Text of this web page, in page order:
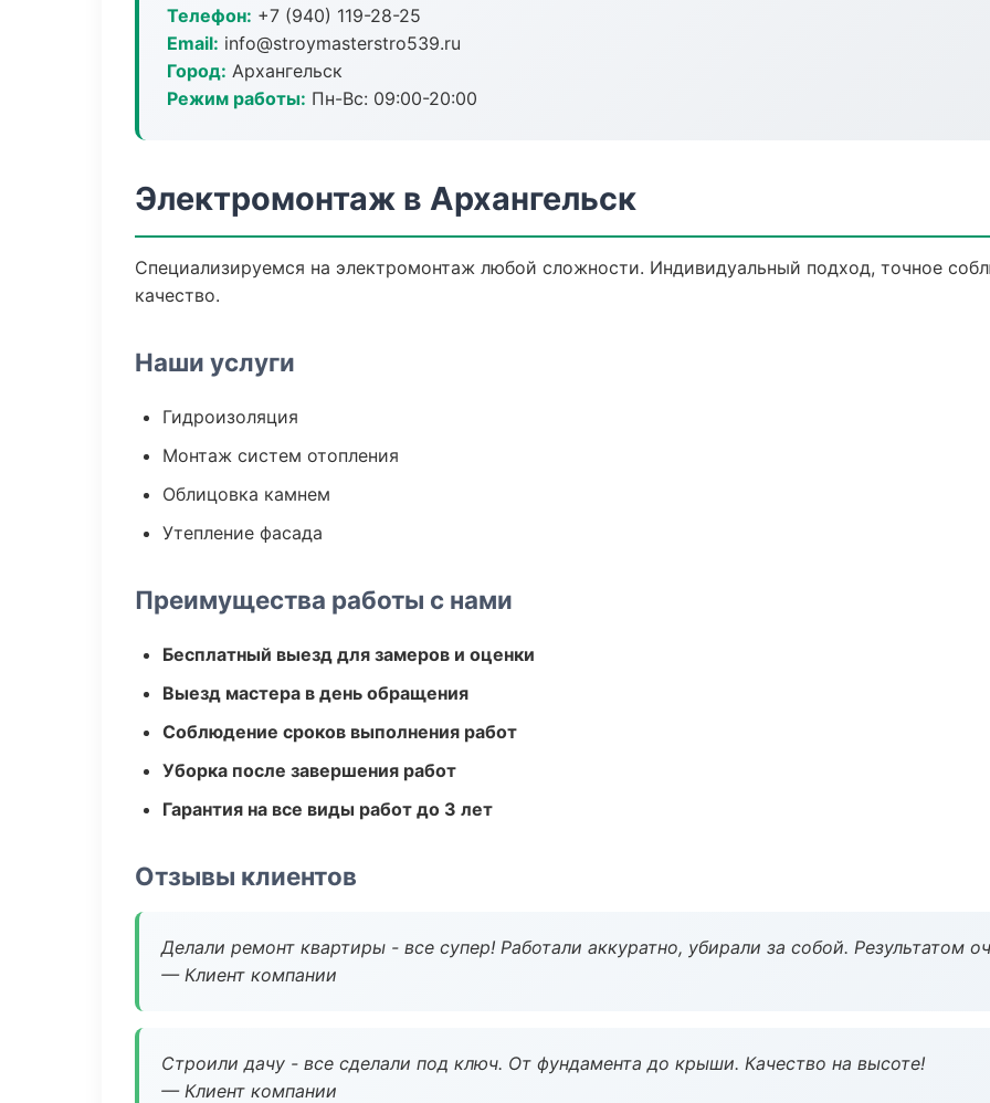
Телефон: +7 (940) 119-28-25
Email: info@stroymasterstro539.ru
Город: Архангельск
Режим работы: Пн-Вс: 09:00-20:00
Электромонтаж в Архангельск
Специализируемся на электромонтаж любой сложности. Индивидуальный подход, точное
качество.
Наши услуги
Гидроизоляция
Монтаж систем отопления
Облицовка камнем
Утепление фасада
Преимущества работы с нами
Бесплатный выезд для замеров и оценки
Выезд мастера в день обращения
Соблюдение сроков выполнения работ
Уборка после завершения работ
Гарантия на все виды работ до 3 лет
Отзывы клиентов
Делали ремонт квартиры - все супер! Работали аккуратно, убирали за собой. Результатом
— Клиент компании
Строили дачу - все сделали под ключ. От фундамента до крыши. Качество на высоте!
— Клиент компании